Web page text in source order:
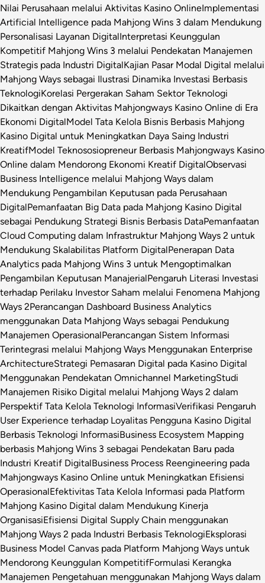
Nilai Perusahaan melalui Aktivitas Kasino OnlineImplementasi
Artificial Intelligence pada Mahjong Wins 3 dalam Mendukung
Personalisasi Layanan DigitalInterpretasi Keunggulan
Kompetitif Mahjong Wins 3 melalui Pendekatan Manajemen
Strategis pada Industri DigitalKajian Pasar Modal Digital melalui
Mahjong Ways sebagai Ilustrasi Dinamika Investasi Berbasis
TeknologiKorelasi Pergerakan Saham Sektor Teknologi
Dikaitkan dengan Aktivitas Mahjongways Kasino Online di Era
Ekonomi DigitalModel Tata Kelola Bisnis Berbasis Mahjong
Kasino Digital untuk Meningkatkan Daya Saing Industri
KreatifModel Teknososiopreneur Berbasis Mahjongways Kasino
Online dalam Mendorong Ekonomi Kreatif DigitalObservasi
Business Intelligence melalui Mahjong Ways dalam
Mendukung Pengambilan Keputusan pada Perusahaan
DigitalPemanfaatan Big Data pada Mahjong Kasino Digital
sebagai Pendukung Strategi Bisnis Berbasis DataPemanfaatan
Cloud Computing dalam Infrastruktur Mahjong Ways 2 untuk
Mendukung Skalabilitas Platform DigitalPenerapan Data
Analytics pada Mahjong Wins 3 untuk Mengoptimalkan
Pengambilan Keputusan ManajerialPengaruh Literasi Investasi
terhadap Perilaku Investor Saham melalui Fenomena Mahjong
Ways 2Perancangan Dashboard Business Analytics
menggunakan Data Mahjong Ways sebagai Pendukung
Manajemen OperasionalPerancangan Sistem Informasi
Terintegrasi melalui Mahjong Ways Menggunakan Enterprise
ArchitectureStrategi Pemasaran Digital pada Kasino Digital
Menggunakan Pendekatan Omnichannel MarketingStudi
Manajemen Risiko Digital melalui Mahjong Ways 2 dalam
Perspektif Tata Kelola Teknologi InformasiVerifikasi Pengaruh
User Experience terhadap Loyalitas Pengguna Kasino Digital
Berbasis Teknologi InformasiBusiness Ecosystem Mapping
berbasis Mahjong Wins 3 sebagai Pendekatan Baru pada
Industri Kreatif DigitalBusiness Process Reengineering pada
Mahjongways Kasino Online untuk Meningkatkan Efisiensi
OperasionalEfektivitas Tata Kelola Informasi pada Platform
Mahjong Kasino Digital dalam Mendukung Kinerja
OrganisasiEfisiensi Digital Supply Chain menggunakan
Mahjong Ways 2 pada Industri Berbasis TeknologiEksplorasi
Business Model Canvas pada Platform Mahjong Ways untuk
Mendorong Keunggulan KompetitifFormulasi Kerangka
Manajemen Pengetahuan menggunakan Mahjong Ways dalam